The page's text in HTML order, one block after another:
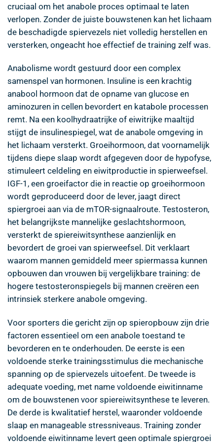
cruciaal om het anabole proces optimaal te laten
verlopen. Zonder de juiste bouwstenen kan het lichaam
de beschadigde spiervezels niet volledig herstellen en
versterken, ongeacht hoe effectief de training zelf was.
Anabolisme wordt gestuurd door een complex
samenspel van hormonen. Insuline is een krachtig
anabool hormoon dat de opname van glucose en
aminozuren in cellen bevordert en katabole processen
remt. Na een koolhydraatrijke of eiwitrijke maaltijd
stijgt de insulinespiegel, wat de anabole omgeving in
het lichaam versterkt. Groeihormoon, dat voornamelijk
tijdens diepe slaap wordt afgegeven door de hypofyse,
stimuleert celdeling en eiwitproductie in spierweefsel.
IGF-1, een groeifactor die in reactie op groeihormoon
wordt geproduceerd door de lever, jaagt direct
spiergroei aan via de mTOR-signaalroute. Testosteron,
het belangrijkste mannelijke geslachtshormoon,
versterkt de spiereiwitsynthese aanzienlijk en
bevordert de groei van spierweefsel. Dit verklaart
waarom mannen gemiddeld meer spiermassa kunnen
opbouwen dan vrouwen bij vergelijkbare training: de
hogere testosteronspiegels bij mannen creëren een
intrinsiek sterkere anabole omgeving.
Voor sporters die gericht zijn op spieropbouw zijn drie
factoren essentieel om een anabole toestand te
bevorderen en te onderhouden. De eerste is een
voldoende sterke trainingsstimulus die mechanische
spanning op de spiervezels uitoefent. De tweede is
adequate voeding, met name voldoende eiwitinname
om de bouwstenen voor spiereiwitsynthese te leveren.
De derde is kwalitatief herstel, waaronder voldoende
slaap en manageable stressniveaus. Training zonder
voldoende eiwitinname levert geen optimale spiergroei